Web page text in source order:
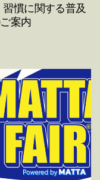
慣に関する普及
案内